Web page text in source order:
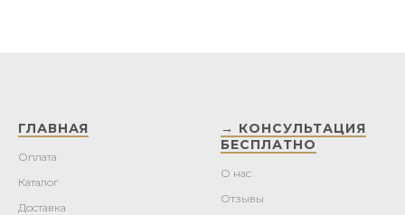
ГЛАВНАЯ
Оплата
Каталог
Доставка
→ КОНСУЛЬТАЦИЯ
БЕСПЛАТНО
О нас
Отзывы